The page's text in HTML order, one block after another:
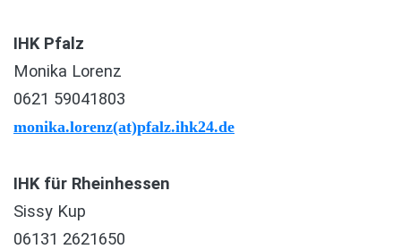
IHK Pfalz
Monika Lorenz
0621 59041803
monika.lorenz(at)pfalz.ihk24.de
IHK für Rheinhessen
Sissy Kup
06131 2621650